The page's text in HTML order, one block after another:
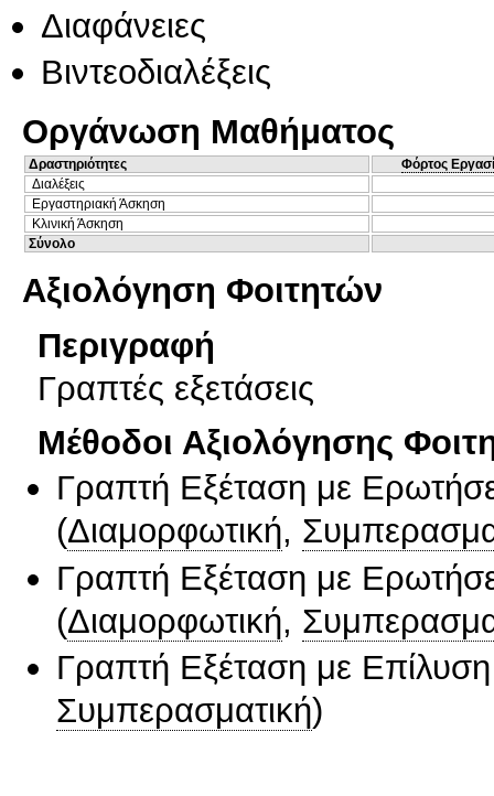
Διαφάνειες
Βιντεοδιαλέξεις
Οργάνωση Μαθήματος
Δραστηριότητες
Φόρτος
Διαλέξεις
Εργαστηριακή Άσκηση
Κλινική Άσκηση
Σύνολο
Αξιολόγηση Φοιτητών
Περιγραφή
Γραπτές εξετάσεις
Μέθοδοι Αξιολόγησης
Γραπτή Εξέταση με
(Διαμορφωτική,
Γραπτή Εξέταση με
(Διαμορφωτική,
Γραπτή Εξέταση με
Συμπερασματική)